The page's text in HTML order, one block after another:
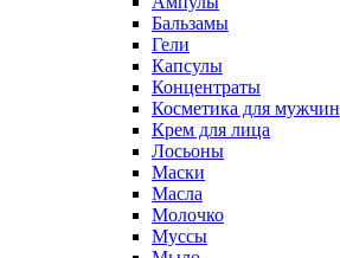
Бальзамы
Гели
Капсулы
Концентраты
Косметика для мужчин
Крем для лица
Лосьоны
Маски
Масла
Молочко
Муссы